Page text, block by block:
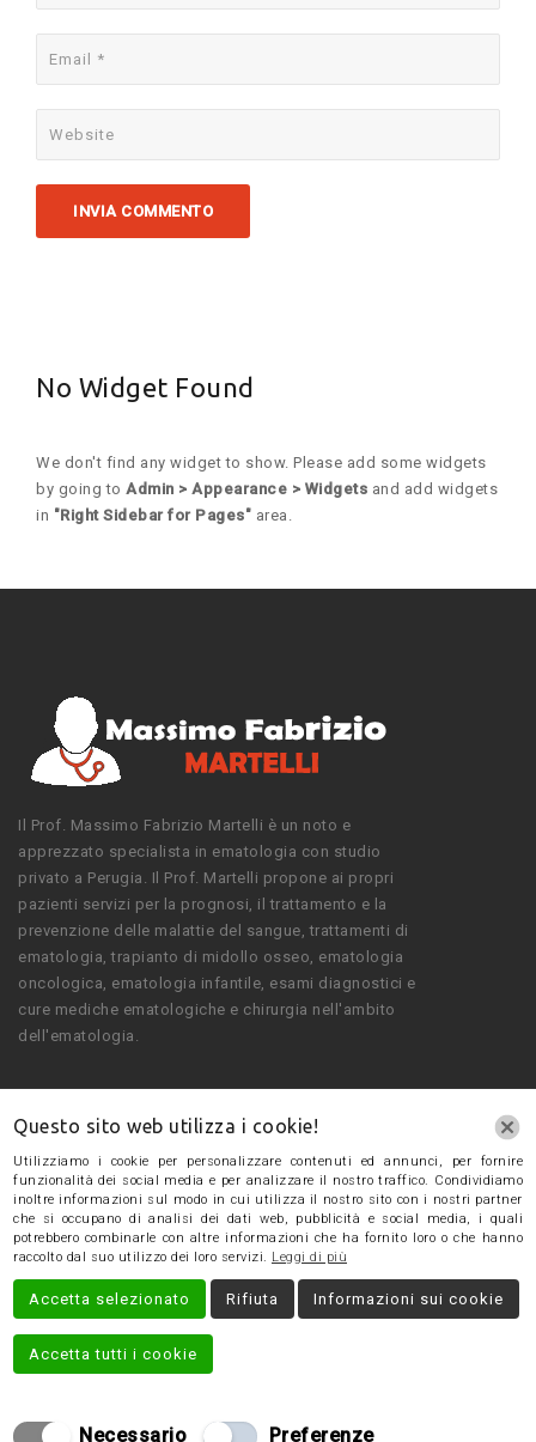
No Widget Found
We don't find any widget to show. Please add some widgets
by going to Admin > Appearance > Widgets and add widgets
in "Right Sidebar for Pages" area.
Il Prof. Massimo Fabrizio Martelli è un noto e
apprezzato specialista in ematologia con studio
privato a Perugia. Il Prof. Martelli propone ai propri
pazienti servizi per la prognosi, il trattamento e la
prevenzione delle malattie del sangue, trattamenti di
ematologia, trapianto di midollo osseo, ematologia
oncologica, ematologia infantile, esami diagnostici e
cure mediche ematologiche e chirurgia nell'ambito
dell'ematologia.
Contatti
Eugubina, 89/A, 06122, Perugia PG, Italy
+39 0755724900
gabriellalatini033@gmail.com
Questo sito web utilizza i cookie!
Utilizziamo i cookie per personalizzare contenuti ed annunci, per fornire
funzionalità dei social media e per analizzare il nostro traffico. Condividiamo
inoltre informazioni sul modo in cui utilizza il nostro sito con i nostri partner
che si occupano di analisi dei dati web, pubblicità e social media, i quali
potrebbero combinarle con altre informazioni che ha fornito loro o che hanno
raccolto dal suo utilizzo dei loro servizi. Leggi di più
Accetta selezionato Rifiuta Informazioni sui cookie
Accetta tutti i cookie
Necessario Preferenze